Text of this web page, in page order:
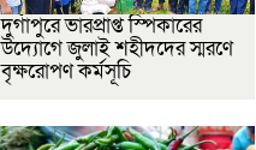
দুর্গাপুরে ভারপ্রাপ্ত স্পিকারের
উদ্যোগে জুলাই শহীদদের স্মরণে
বৃক্ষরোপণ কর্মসূচি